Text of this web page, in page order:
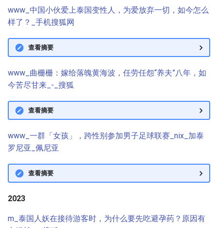
www_中国小伙爱上泰国变性人，为爱放弃一切，如今怎么
样了？_手机搜狐网
查看摘要
www_曲栅栅：嫁给落魄黄海波，任劳任怨“养夫”八年，如
今苦尽甘来_-_搜狐
查看摘要
www_一群「女孩」，跨性别参加男子足球联赛_nix_加泰
罗尼亚_佩尼亚
查看摘要
2023
m_泰国人妖在接待游客时，为什么要先吃避孕药？原因有